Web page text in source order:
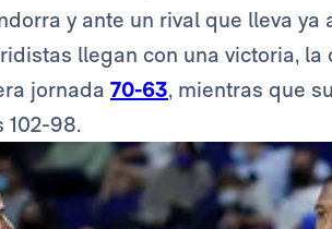
y ante un rival que lleva
llegan con una victoria,
jornada 70-63, mientras que
102-98.